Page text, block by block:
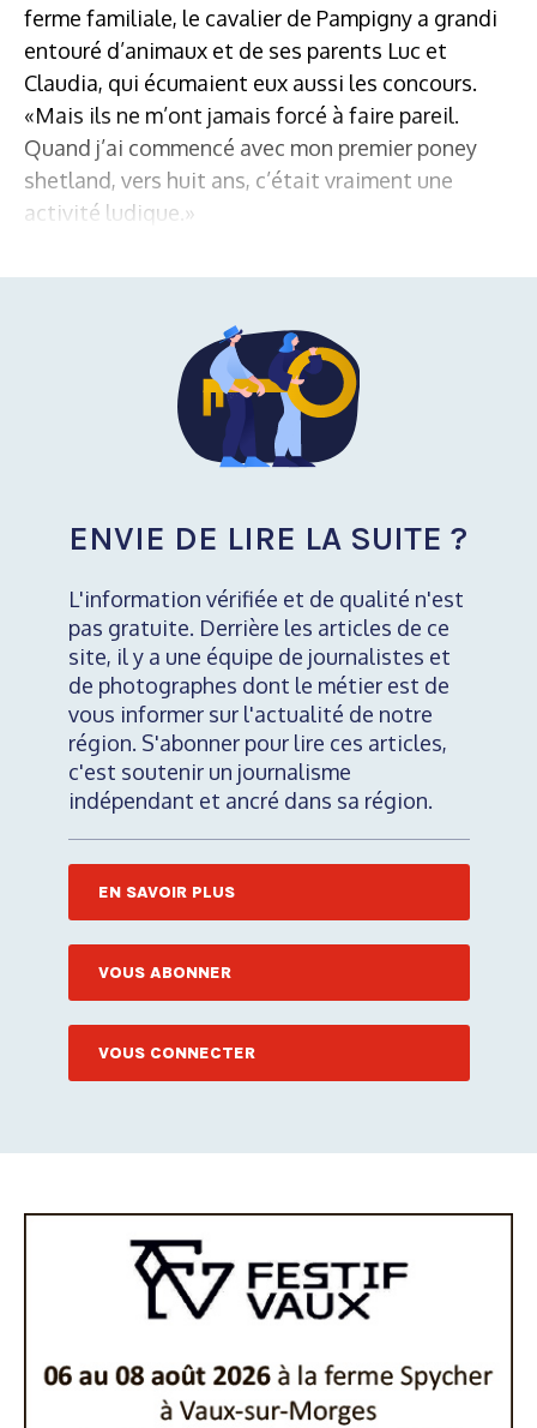
ferme familiale, le cavalier de Pampigny a grandi
entouré d’animaux et de ses parents Luc et
Claudia, qui écumaient eux aussi les concours.
«Mais ils ne m’ont jamais forcé à faire pareil.
Quand j’ai commencé avec mon premier poney
shetland, vers huit ans, c’était vraiment une
activité ludique.»
ENVIE DE LIRE LA SUITE ?
L'information vérifiée et de qualité n'est
pas gratuite. Derrière les articles de ce
site, il y a une équipe de journalistes et
de photographes dont le métier est de
vous informer sur l'actualité de notre
région. S'abonner pour lire ces articles,
c'est soutenir un journalisme
indépendant et ancré dans sa région.
EN SAVOIR PLUS
VOUS ABONNER
VOUS CONNECTER